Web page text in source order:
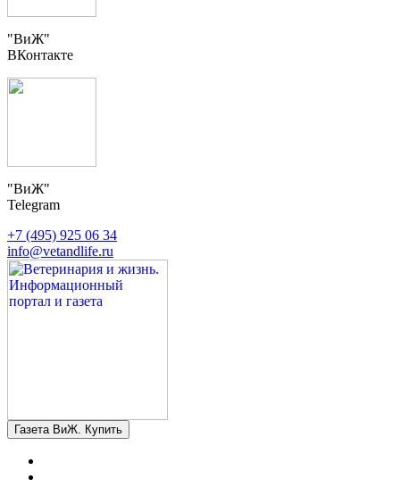
"ВиЖ"
ВКонтакте
"ВиЖ"
Telegram
+7 (495) 925 06 34
info@vetandlife.ru
Газета ВиЖ. Купить